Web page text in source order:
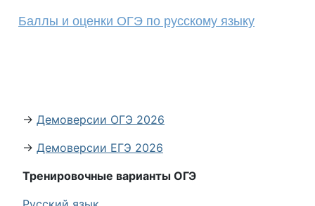
Баллы и оценки ОГЭ по русскому языку
→ Демоверсии ОГЭ 2026
→ Демоверсии ЕГЭ 2026
Тренировочные варианты ОГЭ